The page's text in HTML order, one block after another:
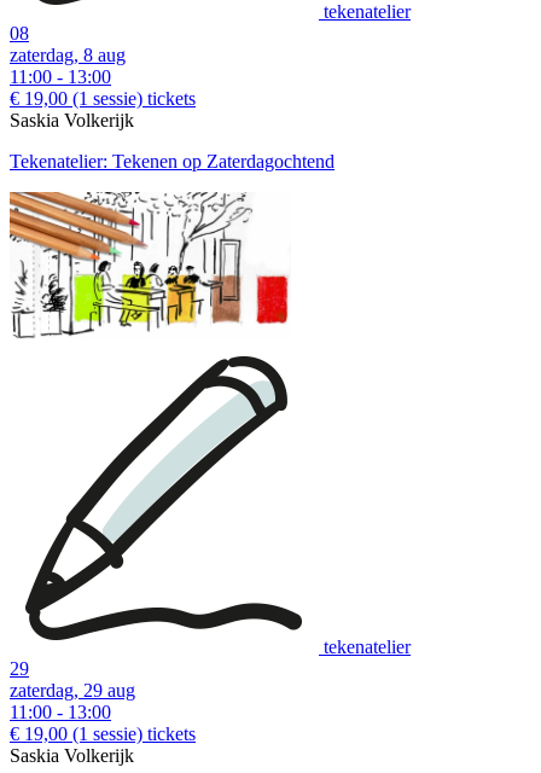
tekenatelier
08
zaterdag, 8 aug
11:00 - 13:00
€ 19,00 (1 sessie) tickets
Saskia Volkerijk
Tekenatelier: Tekenen op Zaterdagochtend
tekenatelier
29
zaterdag, 29 aug
11:00 - 13:00
€ 19,00 (1 sessie) tickets
Saskia Volkerijk